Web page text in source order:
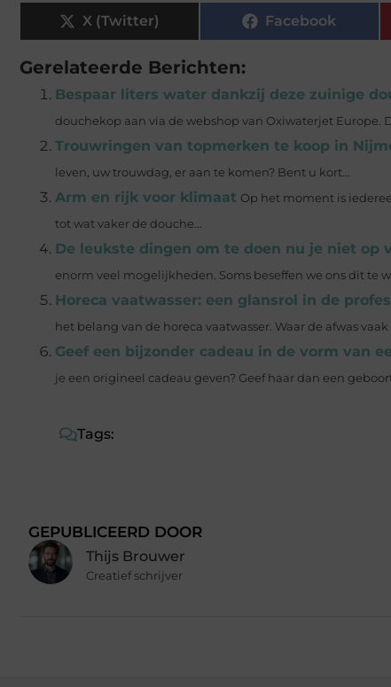
X (Twitter) Facebook
Gerelateerde Berichten:
Bespaar liters water dankzij deze zuinige
douchekop aan via de webshop van Oxiwaterjet Europe.
Trouwringen van topmerken te koop in
leven, uw trouwdag, er aan te komen? Bent u kort...
Arm en rijk voor klimaat Op het moment is
tot wat vaker de douche...
De leukste dingen om te doen nu je niet op
enorm veel mogelijkheden. Soms beseffen we ons dit te
Horeca vaatwasser: een glansrol in de
het belang van de horeca vaatwasser. Waar de afwas
Geef een bijzonder cadeau in de vorm van
je een origineel cadeau geven? Geef haar dan een
Tags:
GEPUBLICEERD DOOR
Thijs Brouwer
Creatief schrijver